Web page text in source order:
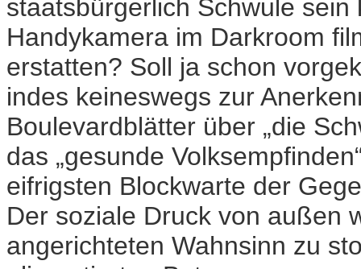
staatsbürgerlich Schwule
Handykamera im Darkroom
erstatten? Soll ja schon
indes keineswegs zur
Boulevardblätter über „die
das „gesunde
eifrigsten Blockwarte der
Der soziale Druck von außen
angerichteten Wahnsinn zu